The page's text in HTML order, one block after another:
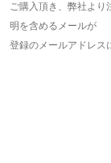
ご購入頂き、弊社より
明を含めるメールが
登録のメールアドレス